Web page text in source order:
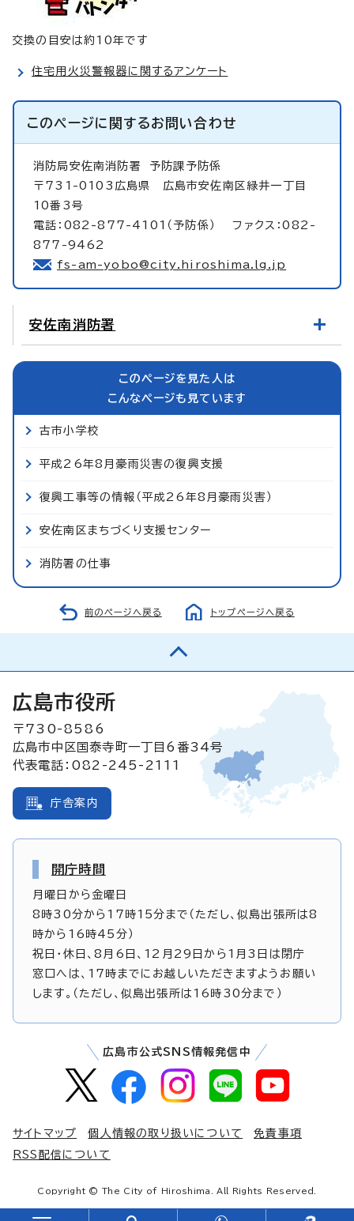
交換の目安は約10年です
住宅用火災警報器に関するアンケート
このページに関するお問い合わせ
消防局安佐南消防署 予防課予防係
〒731-0103広島県 広島市安佐南区緑井一丁目
10番3号
電話：082-877-4101（予防係） ファクス：082-
877-9462
fs-am-yobo@city.hiroshima.lg.jp
安佐南消防署
このページを見た人は
こんなページも見ています
古市小学校
平成26年8月豪雨災害の復興支援
復興工事等の情報（平成26年8月豪雨災害）
安佐南区まちづくり支援センター
消防署の仕事
前のページへ戻る トップページへ戻る
広島市役所
〒730-8586
広島市中区国泰寺町一丁目6番34号
代表電話：082-245-2111
庁舎案内
開庁時間
月曜日から金曜日
8時30分から17時15分まで（ただし、似島出張所は8
時から16時45分）
祝日・休日、8月6日、12月29日から1月3日は閉庁
窓口へは、17時までにお越しいただきますようお願い
します。（ただし、似島出張所は16時30分まで）
広島市公式SNS情報発信中
サイトマップ 個人情報の取り扱いについて
免責事項
RSS配信について
Copyright © The City of Hiroshima. All Rights Reserved.